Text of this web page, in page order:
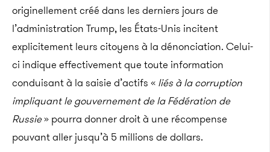
originellement créé dans les derniers jours de
l’administration Trump, les États-Unis incitent
explicitement leurs citoyens à la dénonciation. Celui-
ci indique effectivement que toute information
conduisant à la saisie d’actifs « liés à la corruption
impliquant le gouvernement de la Fédération de
Russie» pourra donner droit à une récompense
pouvant aller jusqu’à 5 millions de dollars.